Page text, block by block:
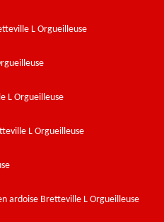
L Orgueilleuse
L Orgueilleuse
L Orgueilleuse
ardoise Bretteville L Orgueilleuse